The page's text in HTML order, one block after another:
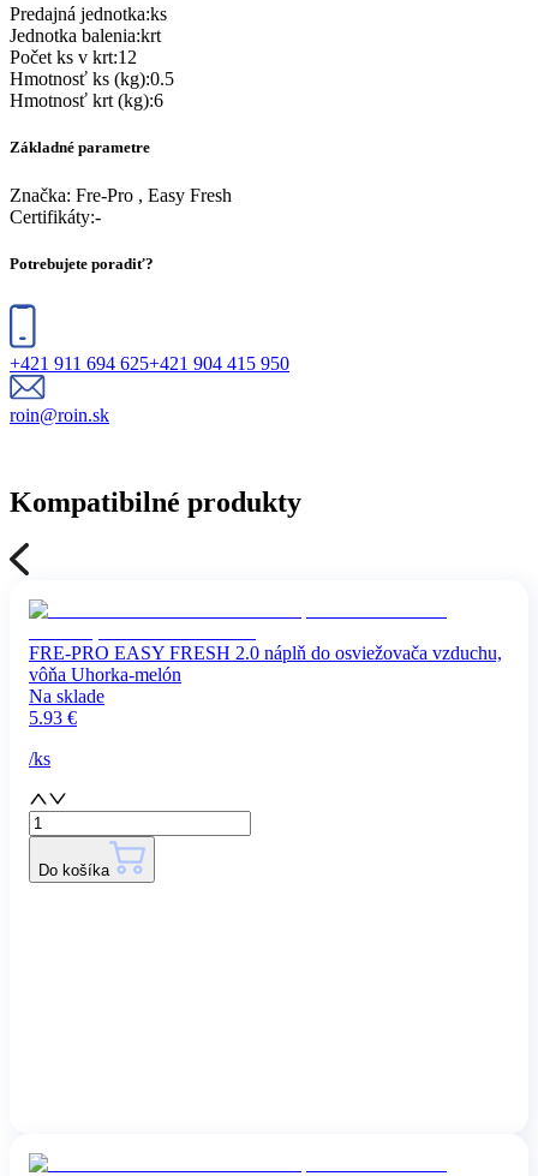
Predajná jednotka:ks
Jednotka balenia:krt
Počet ks v krt:12
Hmotnosť ks (kg):0.5
Hmotnosť krt (kg):6
Základné parametre
Značka: Fre-Pro , Easy Fresh
Certifikáty:-
Potrebujete poradiť?
+421 911 694 625+421 904 415 950
roin@roin.sk
Kompatibilné produkty
FRE-PRO EASY FRESH 2.0 náplň do osviežovača vzduchu,
vôňa Uhorka-melón
Na sklade
5.93 €
/ks
Do košíka